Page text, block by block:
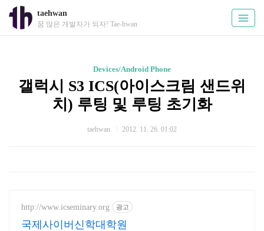
taehwan
꿈 많은 개발자가 되자! Tae-hwan
Devices/Android Phone
갤럭시 S3 ICS(아이스크림 샌드위
치) 루팅 및 루팅 초기화
taehwan 2012. 11. 26. 01:02
http://www.icseminary.org 광고
국제사이버신학대학원